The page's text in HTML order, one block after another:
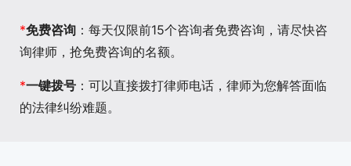
*免费咨询 ：每天仅限前15个咨询者免费咨询，请尽快咨
询律师，抢免费咨询的名额。
*一键拨号 ：可以直接拨打律师电话，律师为您解答面临
的法律纠纷难题。